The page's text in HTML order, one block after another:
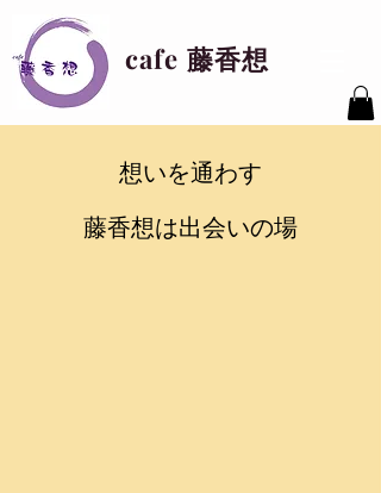
cafe 藤香想
想いを通わす
藤香想は出会いの場